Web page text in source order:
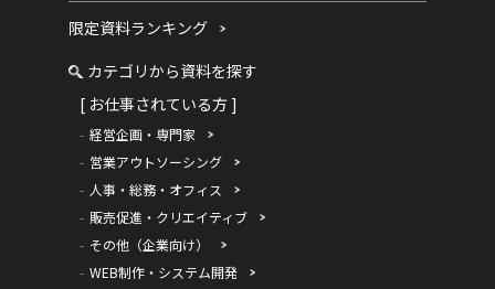
限定資料ランキング
カテゴリから資料を探す
[ お仕事されている方 ]
経営企画・専門家
営業アウトソーシング
人事・総務・オフィス
販売促進・クリエイティブ
その他（企業向け）
WEB制作・システム開発